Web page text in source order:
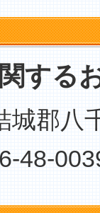
する
郡八
48-